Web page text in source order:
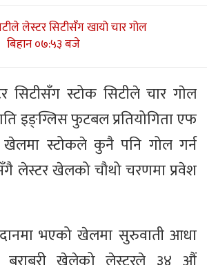
लेस्टर सिटीसँग खायो चार गोल
०७:५३ बजे
सिटीसँग स्टोक सिटीले चार गाेल
इङ्ग्लिस फुटबल प्रतियोगिता एफ
स्टोकले कुनै पनि गोल गर्न
लेस्टर खेलको चौथो चरणमा प्रवेश
भएको खेलमा सुरुवाती आधा